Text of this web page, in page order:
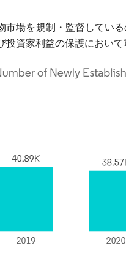
市場を規制・監督してい
投資家利益の保護において